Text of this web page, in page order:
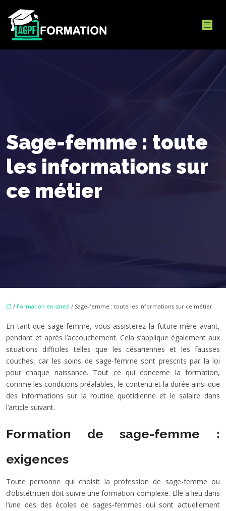
Sage-femme : toute
les informations sur
ce métier
/ Formation en santé / Sage-femme : toute les informations sur ce métier
En tant que sage-femme, vous assisterez la future mère avant,
pendant et après l’accouchement. Cela s’applique également aux
situations difficiles telles que les césariennes et les fausses
couches, car les soins de sage-femme sont prescrits par la loi
pour chaque naissance. Tout ce qui concerne la formation,
comme les conditions préalables, le contenu et la durée ainsi que
des informations sur la routine quotidienne et le salaire dans
l’article suivant.
Formation de sage-femme :
exigences
Toute personne qui choisit la profession de sage-femme ou
d’obstétricien doit suivre une formation complexe. Elle a lieu dans
l’une des des écoles de sages-femmes qui sont actuellement